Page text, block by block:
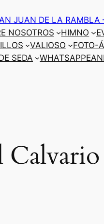
JUAN DE LA RAMBLA
NOSOTROS HIMNO
VALIOSO FOTO-
SEDA